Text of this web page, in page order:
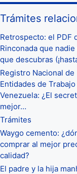
Trámites
Retrospecto: el PDF
Rinconada que
que descubras
Registro Nacional de
Entidades de Trabajo
Venezuela: ¿El
mejor…
Trámites
Waygo cemento:
comprar al mejor
calidad?
El padre y la hija